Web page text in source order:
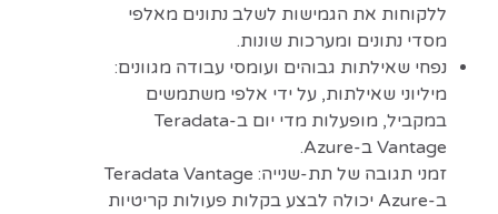
ללקוחות את הגמישות לשלב נתונים מאלפי
מסדי נתונים ומערכות שונות.
נפחי שאילתות גבוהים ועומסי עבודה מגוונים:
מיליוני שאילתות, על ידי אלפי משתמשים
במקביל, מופעלות מדי יום ב-Teradata
Vantage ב-Azure.
זמני תגובה של תת-שנייה: Teradata Vantage
ב-Azure יכולה לבצע בקלות פעולות קריטיות